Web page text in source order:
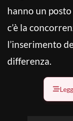
hanno un
c’è la
l’inserimento
differenza.